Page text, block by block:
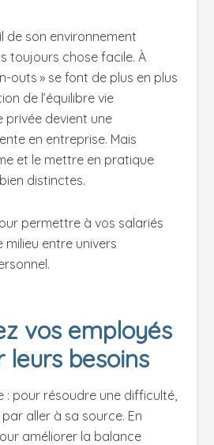
de son environnement
toujours chose facile. À
outs » se font de plus en plus
de l’équilibre vie
privée devient une
en entreprise. Mais
et le mettre en pratique
distinctes.
permettre à vos salariés
entre univers
vos employés
leurs besoins
: pour résoudre une difficulté,
aller à sa source. En
améliorer la balance